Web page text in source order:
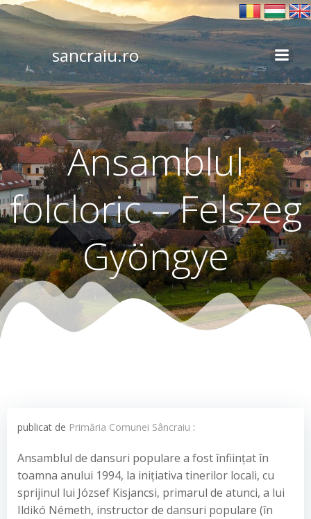
Skip
to
content
sancraiu.ro
Ansamblul
folcloric – Felszeg
Gyöngye
publicat de Primăria Comunei Sâncraiu :
Ansamblul de dansuri populare a fost înființat în
toamna anului 1994, la inițiativa tinerilor locali, cu
sprijinul lui József Kisjancsi, primarul de atunci, a lui
Ildikó Németh, instructor de dansuri populare (în